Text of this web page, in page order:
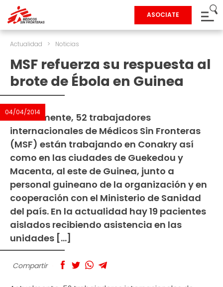
ASOCIATE
Actualidad > Noticias
MSF refuerza su respuesta al
brote de Ébola en Guinea
04/04/2014
Actualmente, 52 trabajadores
internacionales de Médicos Sin Fronteras
(MSF) están trabajando en Conakry así
como en las ciudades de Guekedou y
Macenta, al este de Guinea, junto a
personal guineano de la organización y en
cooperación con el Ministerio de Sanidad
del país. En la actualidad hay 19 pacientes
aislados recibiendo asistencia en las
unidades […]
Compartir